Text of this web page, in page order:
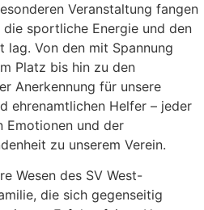
Veranstaltung fangen
sportliche Energie und den
Von den mit Spannung
Platz bis hin zu den
Anerkennung für unsere
ehrenamtlichen Helfer – jeder
und der
zu unserem Verein.
Wesen des SV West-
die sich gegenseitig